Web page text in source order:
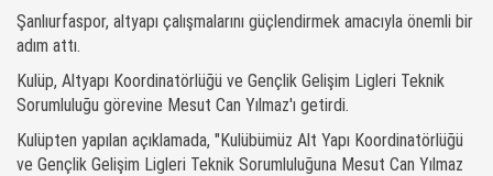
Şanlıurfaspor, altyapı çalışmalarını güçlendirmek amacıyla önemli bir
adım attı.
Kulüp, Altyapı Koordinatörlüğü ve Gençlik Gelişim Ligleri Teknik
Sorumluluğu görevine Mesut Can Yılmaz'ı getirdi.
Kulüpten yapılan açıklamada, "Kulübümüz Alt Yapı Koordinatörlüğü
ve Gençlik Gelişim Ligleri Teknik Sorumluluğuna Mesut Can Yılmaz